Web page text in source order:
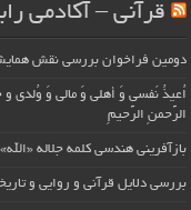
قرآنی – آکادمی
دومین فراخوان بررسی نقش
اُعیذُ نَفسی وَ أهلی وَ مالی وَ وُلدی و
الرَّحمنِ الرَّحیمِ
بازآفرینی هندسی کلمه جلاله
بررسی دلایل قرآنی و روایی و